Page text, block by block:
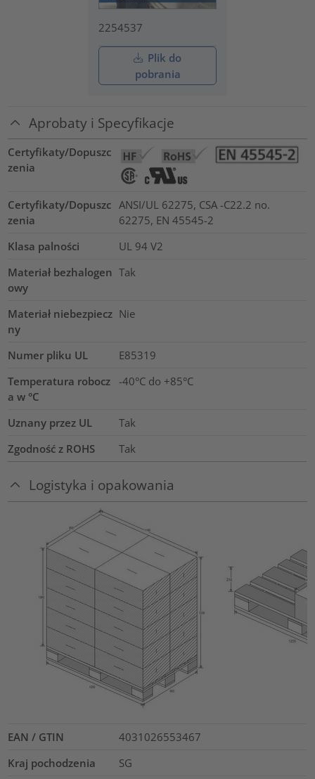
2254537
Plik do
pobrania
Aprobaty i Specyfikacje
Certyfikaty/Dopuszc
zenia
Certyfikaty/Dopuszc
zenia
ANSI/UL 62275, CSA -C22.2 no.
62275, EN 45545-2
Klasa palności
UL 94 V2
Materiał bezhalogen
owy
Tak
Materiał niebezpiecz
ny
Nie
Numer pliku UL
E85319
Temperatura robocz
a w °C
-40°C do +85°C
Uznany przez UL
Tak
Zgodność z ROHS
Tak
Logistyka i opakowania
EAN / GTIN
4031026553467
Kraj pochodzenia
SG